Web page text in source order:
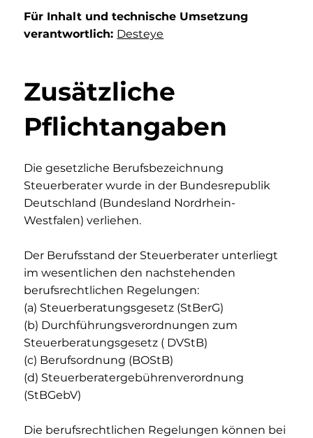
Für Inhalt und technische Umsetzung
verantwortlich: Desteye
Zusätzliche
Pflichtangaben
Die gesetzliche Berufsbezeichnung
Steuerberater wurde in der Bundesrepublik
Deutschland (Bundesland Nordrhein-
Westfalen) verliehen.
Der Berufsstand der Steuerberater unterliegt
im wesentlichen den nachstehenden
berufsrechtlichen Regelungen:
(a) Steuerberatungsgesetz (StBerG)
(b) Durchführungsverordnungen zum
Steuerberatungsgesetz ( DVStB)
(c) Berufsordnung (BOStB)
(d) Steuerberatergebührenverordnung
(StBGebV)
Die berufsrechtlichen Regelungen können bei